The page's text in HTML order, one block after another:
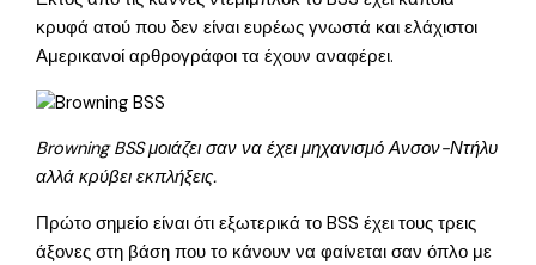
κρυφά ατού που δεν είναι ευρέως γνωστά και ελάχιστοι
Αμερικανοί αρθρογράφοι τα έχουν αναφέρει.
Browning BSS μοιάζει σαν να έχει μηχανισμό Ανσον-Ντήλυ
αλλά κρύβει εκπλήξεις.
Πρώτο σημείο είναι ότι εξωτερικά το BSS έχει τους τρεις
άξονες στη βάση που το κάνουν να φαίνεται σαν όπλο με